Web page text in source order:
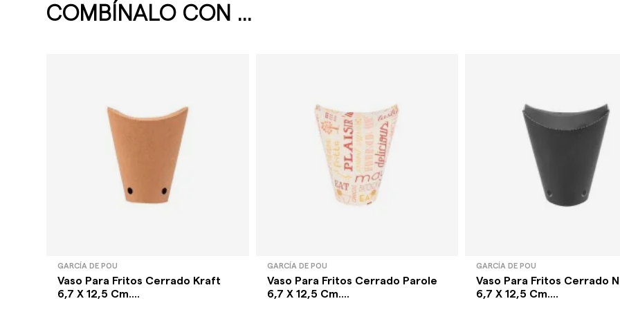
COMBÍNALO CON ...
GARCÍA DE POU
Vaso Para Fritos Cerrado Kraft
6,7 X 12,5 Cm....
GARCÍA DE POU
Vaso Para Fritos Cerrado Parole
6,7 X 12,5 Cm....
GARCÍA DE POU
Vaso Para Fritos Cerrado
6,7 X 12,5 Cm....